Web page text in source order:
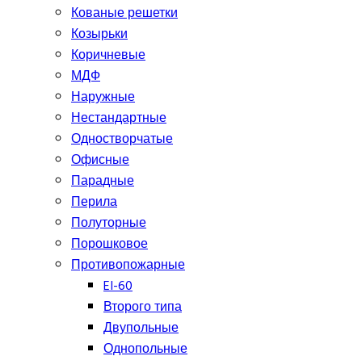
Кованые решетки
Козырьки
Коричневые
МДФ
Наружные
Нестандартные
Одностворчатые
Офисные
Парадные
Перила
Полуторные
Порошковое
Противопожарные
EI-60
Второго типа
Двупольные
Однопольные